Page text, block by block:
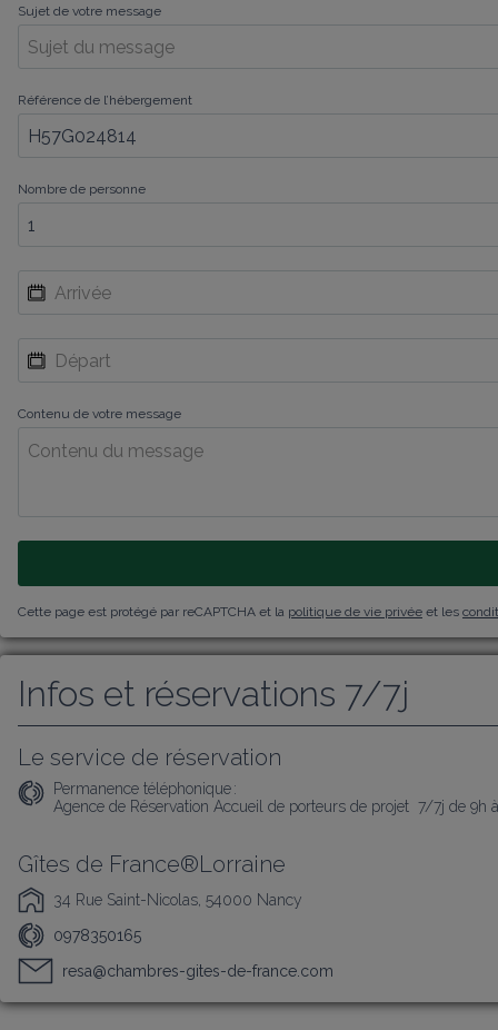
Sujet de votre message
Référence de l’hébergement
Nombre de personne
Contenu de votre message
Cette page est protégé par reCAPTCHA et la politique de vie privée et les
Infos et réservations 7/7j
Le service de réservation
Permanence téléphonique :
Agence de Réservation Accueil de porteurs de projet  7/7j de 9h
Gîtes de France®Lorraine
34 Rue Saint-Nicolas, 54000 Nancy
0978350165
resa@chambres-gites-de-france.com